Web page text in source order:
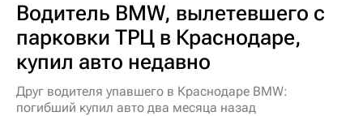
Водитель BMW, вылетевшего с
парковки ТРЦ в Краснодаре,
купил авто недавно
Друг водителя упавшего в Краснодаре BMW:
погибший купил авто два месяца назад